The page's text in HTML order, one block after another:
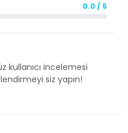
0.0 / 5
kullanıcı incelemesi
siz yapın!